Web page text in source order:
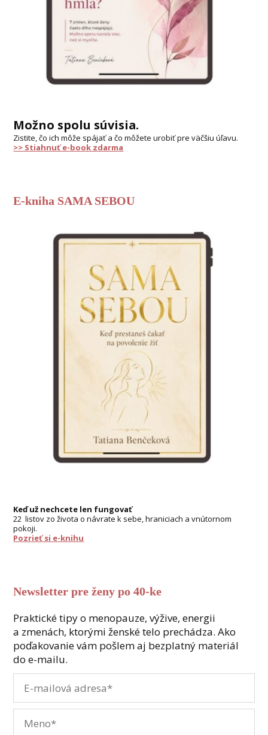
Možno spolu súvisia.
Zistite, čo ich môže spájať a čo môžete urobiť pre väčšiu úľavu.
>> Stiahnuť e-book zdarma
E-kniha SAMA SEBOU
Keď už nechcete len fungovať
22 listov zo života o návrate k sebe, hraniciach a vnútornom
pokoji.
Pozrieť si e-knihu
Newsletter pre ženy po 40-ke
Praktické tipy o menopauze, výžive, energii
a zmenách, ktorými ženské telo prechádza. Ako
poďakovanie vám pošlem aj bezplatný materiál
do e-mailu.